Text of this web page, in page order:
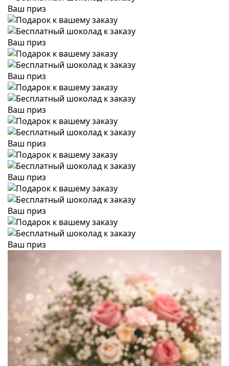
Ваш приз
Ваш приз
Ваш приз
Ваш приз
Ваш приз
Ваш приз
Ваш приз
Ваш приз